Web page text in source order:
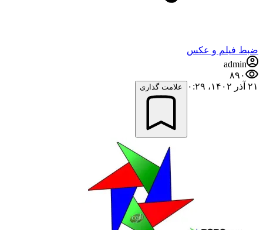
ضبط فيلم و عكس
admin
۸۹۰
۲۱ آذر ۱۴۰۲،‏ ۰:۲۹
علامت گذاری